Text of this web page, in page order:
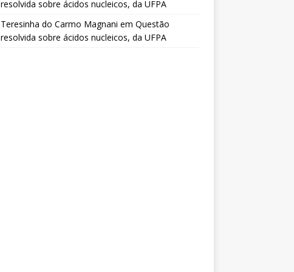
resolvida sobre ácidos nucleicos, da UFPA
Teresinha do Carmo Magnani em Questão
resolvida sobre ácidos nucleicos, da UFPA